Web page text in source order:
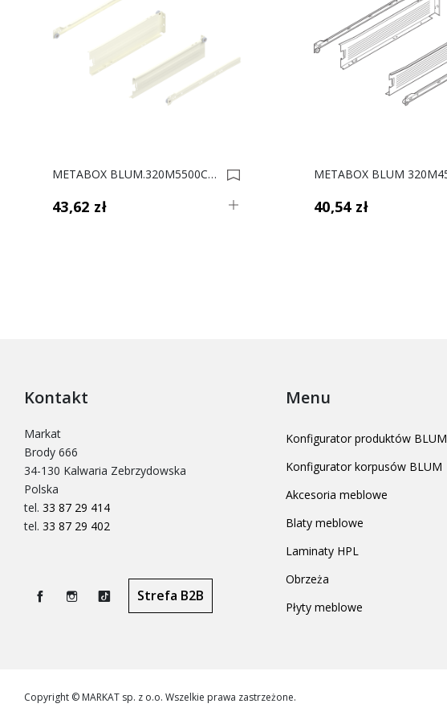
METABOX BLUM.320M5500C15 MX KREM 8.6cm 0002404
43,62 zł 40,54 zł
Kontakt
Markat
Brody 666
34-130 Kalwaria Zebrzydowska
Polska
tel. 33 87 29 414
tel. 33 87 29 402
Instagram
TikTok
Strefa B2B
Menu
Konfigurator produktów BLUM
Konfigurator korpusów BLUM
Akcesoria meblowe
Blaty meblowe
Laminaty HPL
Obrzeża
Płyty meblowe
Copyright © MARKAT sp. z o.o. Wszelkie prawa zastrzeżone.